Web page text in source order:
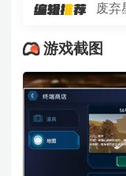
废弃
游戏截图